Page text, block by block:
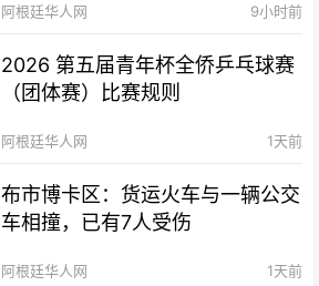
阿根廷华人网 9小时前
2026 第五届青年杯全侨乒乓球赛
（团体赛）比赛规则
阿根廷华人网 1天前
布市博卡区：货运火车与一辆公交
车相撞，已有7人受伤
阿根廷华人网 1天前